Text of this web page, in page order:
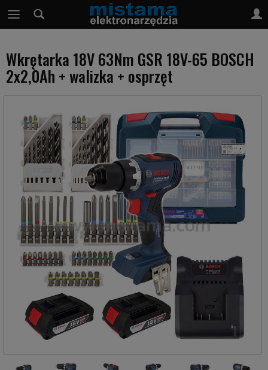
Wkrętarka 18V 63Nm GSR 18V-65 BOSCH
2x2,0Ah + walizka + osprzęt